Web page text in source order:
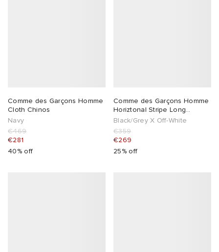
Comme des Garçons Homme
Cloth Chinos
Navy
€469
€281
40% off
Comme des Garçons Homme
Horiztonal Stripe Long
Sleeve Top
Black/Grey X Off-White
€359
€269
25% off